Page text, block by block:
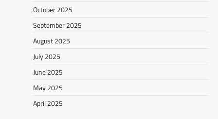
October 2025
September 2025
August 2025
July 2025
June 2025
May 2025
April 2025